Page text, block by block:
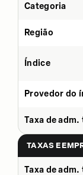
Categoria
Região
Índice
Provedor do
Taxa de adm.
TAXAS E
Taxa de adm.